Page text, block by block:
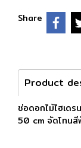
Share
Product
ช่อดอกไม้ไฮเด
50 cm จัดโทนสี